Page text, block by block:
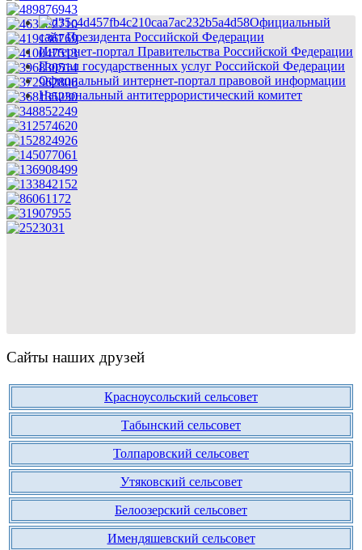
Официальный
сайт Президента Российской Федерации
Интернет-портал Правительства Российской Федерации
Портал государственных услуг Российской Федерации
Официальный интернет-портал правовой информации
Национальный антитеррористический комитет
Сайты наших друзей
Красноусольский сельсовет
Табынский сельсовет
Толпаровский сельсовет
Утяковский сельсовет
Белоозерский сельсовет
Имендяшевский сельсовет